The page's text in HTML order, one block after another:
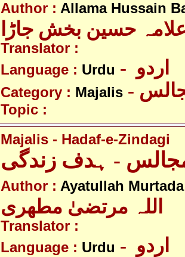
Author : Allama Hussain
حسین بخش جاڑا
Translator :
Language : Urdu
Category : Majalis
Topic :
Majalis - Hadaf-e-Zindagi
- ہدف زندگی
Author : Ayatullah
اللہ مرتضیٰ مطھری
Translator :
Language : Urdu